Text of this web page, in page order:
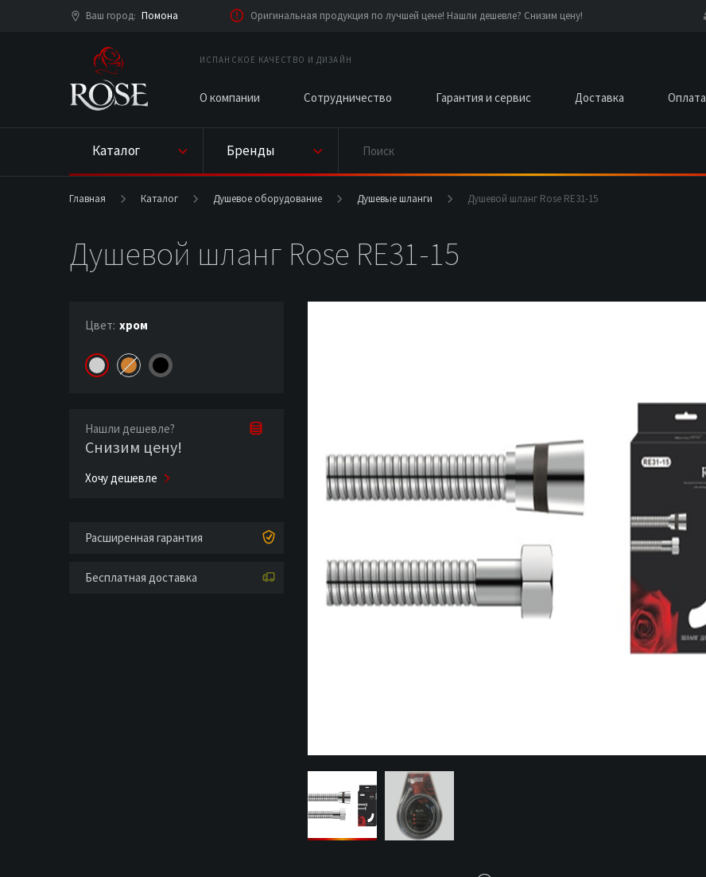
Ваш город: Помона Оригинальная продукция по лучшей цене! Нашли дешевле? Снизим цену!
ИСПАНСКОЕ КАЧЕСТВО И ДИЗАЙН
О компании Сотрудничество Гарантия и сервис Доставка Оплата
Каталог Бренды
Главная Каталог Душевое оборудование Душевые шланги Душевой шланг Rose RE31-15
Душевой шланг Rose RE31-15
Цвет: хром
Нашли дешевле?
Снизим цену!
Хочу дешевле
Расширенная гарантия
Бесплатная доставка